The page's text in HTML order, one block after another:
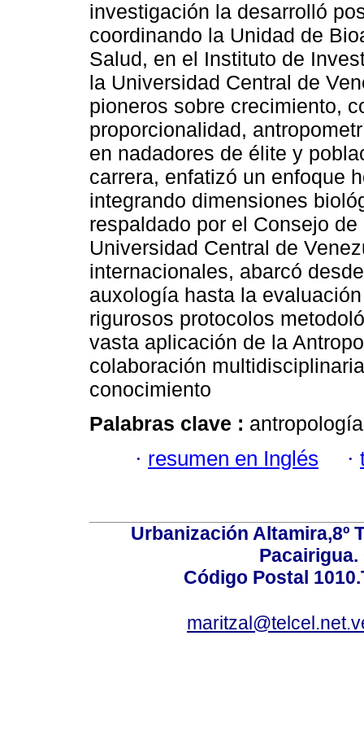
investigación la desarrolló
coordinando la Unidad de
Salud, en el Instituto de
la Universidad Central de
pioneros sobre crecimiento,
proporcionalidad,
en nadadores de élite y
carrera, enfatizó un enfoque
integrando dimensiones
respaldado por el Consejo
Universidad Central de
internacionales, abarcó
auxología hasta la
rigurosos protocolos
vasta aplicación de la
colaboración
conocimiento
Palabras clave :
· resumen en Inglés ·
Urbanización Altamira,8º
Pacairigua.
Código Postal